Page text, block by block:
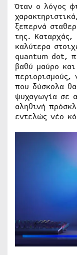
Όταν ο λόγος
ξεπερνά
της. Καταρχάς,
καλύτερα
quantum dot,
βαθύ μαύρο
περιορισμούς,
που δύσκολα
ψυχαγωγία σε
αληθινή
εντελώς νέο